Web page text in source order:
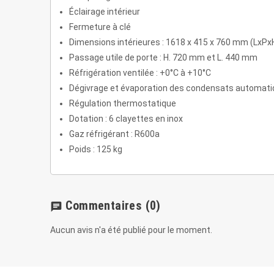
Éclairage intérieur
Fermeture à clé
Dimensions intérieures : 1618 x 415 x 760 mm
Passage utile de porte : H. 720 mm et L. 440 mm
Réfrigération ventilée : +0°C à +10°C
Dégivrage et évaporation des condensats
Régulation thermostatique
Dotation : 6 clayettes en inox
Gaz réfrigérant : R600a
Poids : 125 kg
chat Commentaires (0)
Aucun avis n'a été publié pour le moment.